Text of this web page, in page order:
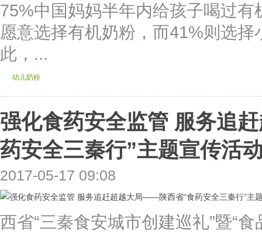
75%中国妈妈半年内给孩子喝过
愿意选择有机奶粉，而41%则选
此，...
幼儿奶粉
强化食药安全监管 服务追
药安全三秦行”主题宣传活
2017-05-17 09:08
西省“三秦食安城市创建巡礼”暨“